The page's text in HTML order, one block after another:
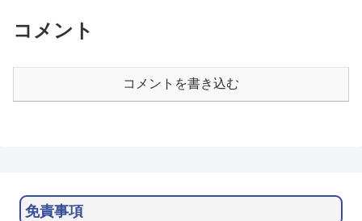
6日に政策金利を追加で引き上...
コメント
コメントを書き込む
免責事項